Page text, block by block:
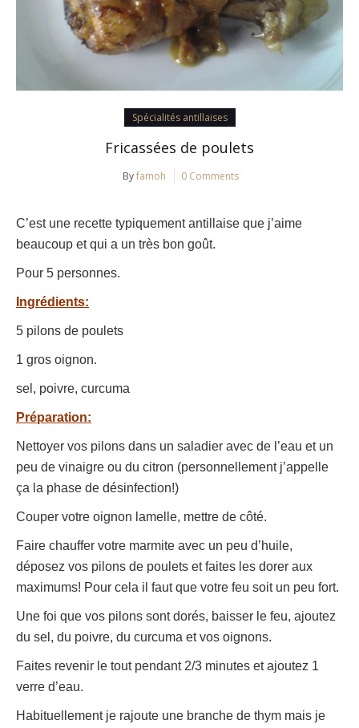
Spécialités antillaises
Fricassées de poulets
Byfamoh 0 Comments
C’est une recette typiquement antillaise que j’aime
beaucoup et qui a un très bon goût.
Pour 5 personnes.
Ingrédients:
5 pilons de poulets
1 gros oignon.
sel, poivre, curcuma
Préparation:
Nettoyer vos pilons dans un saladier avec de l’eau et un
peu de vinaigre ou du citron (personnellement j’appelle
ça la phase de désinfection!)
Couper votre oignon lamelle, mettre de côté.
Faire chauffer votre marmite avec un peu d’huile,
déposez vos pilons de poulets et faites les dorer aux
maximums! Pour cela il faut que votre feu soit un peu fort.
Une foi que vos pilons sont dorés, baisser le feu, ajoutez
du sel, du poivre, du curcuma et vos oignons.
Faites revenir le tout pendant 2/3 minutes et ajoutez 1
verre d’eau.
Habituellement je rajoute une branche de thym mais je